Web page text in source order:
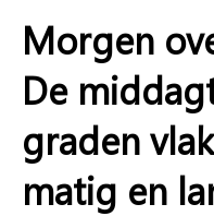
Morgen
De
graden
matig en